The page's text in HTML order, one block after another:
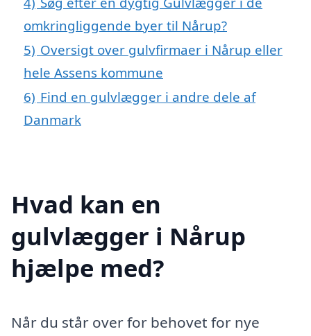
omkringliggende byer til Nårup?
5) Oversigt over gulvfirmaer i Nårup eller
hele Assens kommune
6) Find en gulvlægger i andre dele af
Danmark
Hvad kan en
gulvlægger i Nårup
hjælpe med?
Når du står over for behovet for nye